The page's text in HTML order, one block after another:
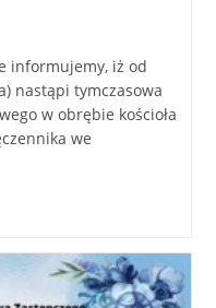
informujemy, iż od
nastąpi tymczasowa
w obrębie kościoła
we